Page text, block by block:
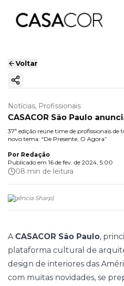
Voltar
Copiar link
Notícias, Profissionais
CASACOR São Paulo
37ª edição reúne time de profissionais
novo tema: “De Presente, O Agora”
Por Redação
Publicado em 16 de fev. de 2024, 5:00
08 min de leitura
(Agência Sharp)
A CASACOR São Paulo,
plataforma cultural de
design de interiores das
com muitas novidades, se